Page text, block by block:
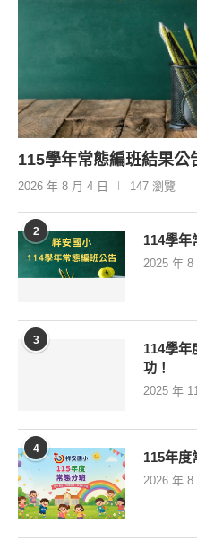
115學年常態編班結果公
2026 年 8 月 4 日 147 瀏覽
2
114學年
2025 年 8
3
114學年
功！
2025 年
4
115年度
2026 年 8